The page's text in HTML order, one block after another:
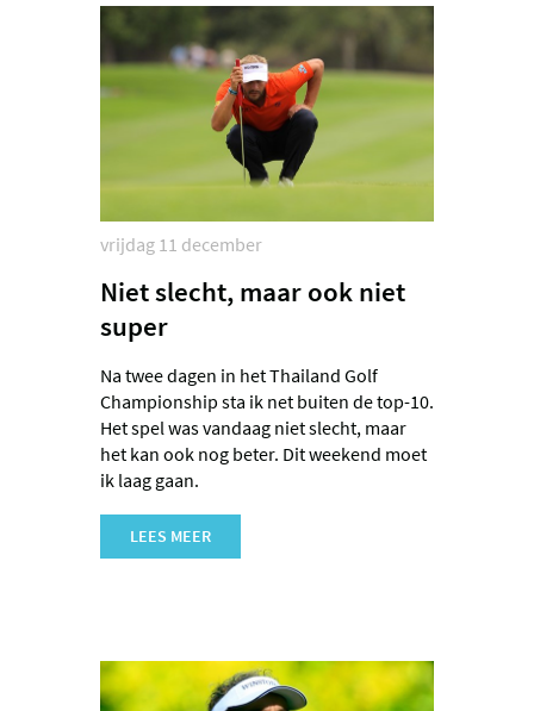
vrijdag 11 december
Niet slecht, maar ook niet
super
Na twee dagen in het Thailand Golf
Championship sta ik net buiten de top-10.
Het spel was vandaag niet slecht, maar
het kan ook nog beter. Dit weekend moet
ik laag gaan.
LEES MEER